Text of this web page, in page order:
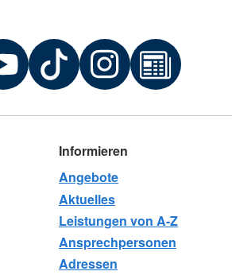
Informieren
Angebote
Aktuelles
Leistungen von A-Z
Ansprechpersonen
Adressen